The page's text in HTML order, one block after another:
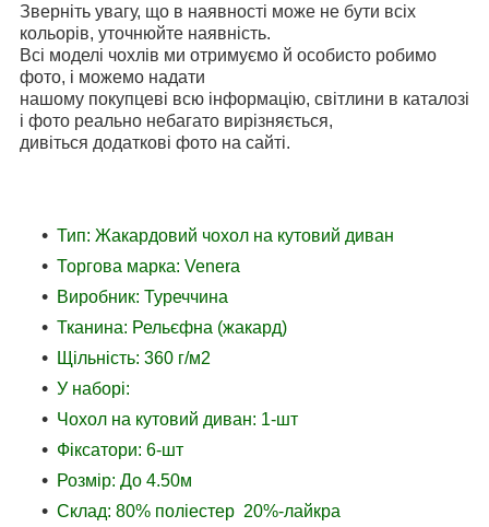
Зверніть увагу, що в наявності може не бути всіх
кольорів, уточнюйте наявність.
Всі моделі чохлів ми отримуємо й особисто робимо
фото, і можемо надати
нашому покупцеві всю інформацію, світлини в каталозі
і фото реально небагато вирізняється,
дивіться додаткові фото на сайті.
Тип: Жакардовий чохол на кутовий диван
Торгова марка: Venera
Виробник: Туреччина
Тканина: Рельєфна (жакард)
Щільність: 360 г/м2
У наборі:
Чохол на кутовий диван: 1-шт
Фіксатори: 6-шт
Розмір: До 4.50м
Склад: 80% поліестер 20%-лайкра